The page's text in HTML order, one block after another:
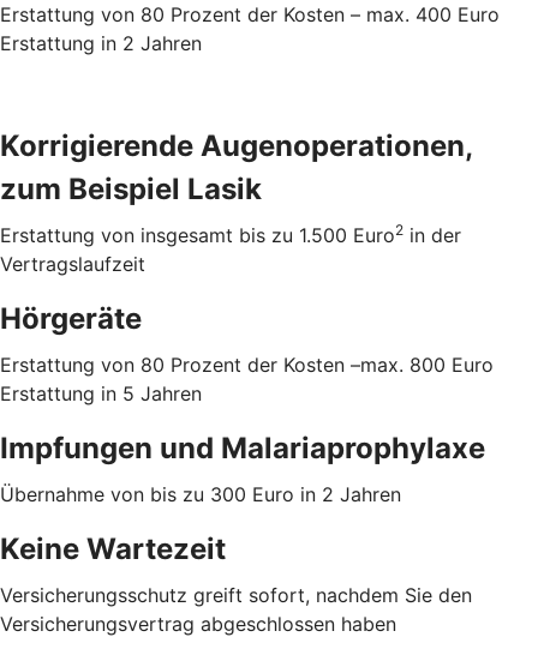
Erstattung von 80 Prozent der Kosten – max. 400 Euro
Erstattung in 2 Jahren
Korrigierende Augenoperationen,
zum Beispiel Lasik
Erstattung von insgesamt bis zu 1.500 Euro2 in der
Vertragslaufzeit
Hörgeräte
Erstattung von 80 Prozent der Kosten –max. 800 Euro
Erstattung in 5 Jahren
Impfungen und Malariaprophylaxe
Übernahme von bis zu 300 Euro in 2 Jahren
Keine Wartezeit
Versicherungsschutz greift sofort, nachdem Sie den
Versicherungsvertrag abgeschlossen haben